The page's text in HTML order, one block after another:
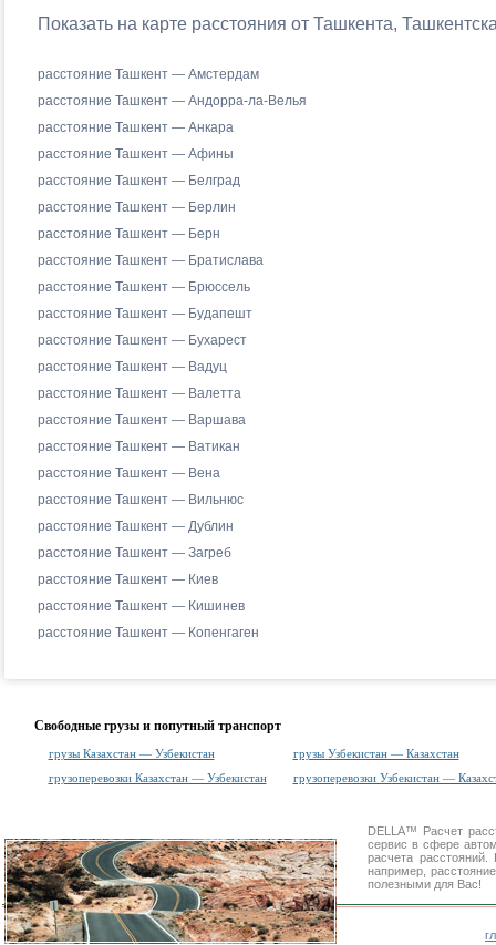
Показать на карте расстояния от Ташкента,
расстояние Ташкент — Амстердам
расстояние Ташкент — Андорра-ла-Велья
расстояние Ташкент — Анкара
расстояние Ташкент — Афины
расстояние Ташкент — Белград
расстояние Ташкент — Берлин
расстояние Ташкент — Берн
расстояние Ташкент — Братислава
расстояние Ташкент — Брюссель
расстояние Ташкент — Будапешт
расстояние Ташкент — Бухарест
расстояние Ташкент — Вадуц
расстояние Ташкент — Валетта
расстояние Ташкент — Варшава
расстояние Ташкент — Ватикан
расстояние Ташкент — Вена
расстояние Ташкент — Вильнюс
расстояние Ташкент — Дублин
расстояние Ташкент — Загреб
расстояние Ташкент — Киев
расстояние Ташкент — Кишинев
расстояние Ташкент — Копенгаген
Свободные грузы и попутный транспорт
грузы Казахстан — Узбекистан
грузы Узбекистан — Казахстан
грузоперевозки Казахстан — Узбекистан
грузоперевозки Узбекистан —
DELLA™ Расчет
сервис в сфере
расчета
например,
полезными для Вас!